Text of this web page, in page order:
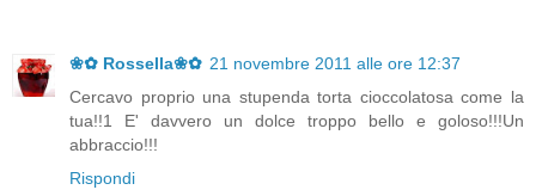
❀✿ Rossella❀✿ 21 novembre 2011 alle ore 12:37
Cercavo proprio una stupenda torta cioccolatosa come la
tua!!1 E' davvero un dolce troppo bello e goloso!!!Un
abbraccio!!!
Rispondi